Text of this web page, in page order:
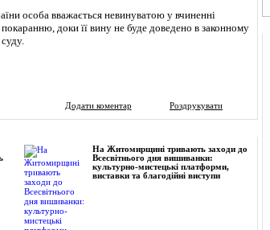
особа вважається невинуватою у вчиненні
доки її вину не буде доведено в законному
Додати коментар Роздрукувати
На Житомирщині тривають заходи до
Всесвітнього дня вишиванки:
культурно-мистецькі платформи,
виставки та благодійні виступи